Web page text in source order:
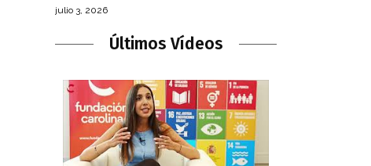
julio 3, 2026
Últimos Vídeos